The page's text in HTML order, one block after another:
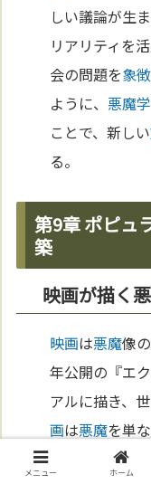
しい議論が生
リアリティを
会の問題を象徴
ように、悪魔学
ことで、新しい
る。
第9章 ポピュ
築
映画が描く
映画は悪魔像
年公開の『エ
アルに描き、
画は悪魔を単
と身体を支配
メニュー ホーム